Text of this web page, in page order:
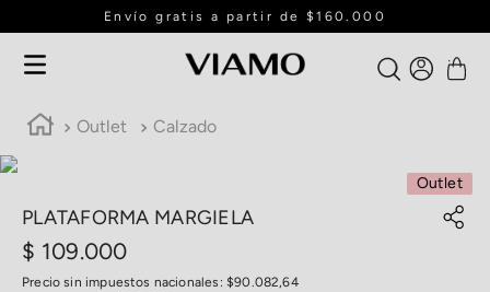
Envío gratis a partir de $160.000
Outlet Calzado
Outlet
PLATAFORMA MARGIELA
$ 109.000
Precio sin impuestos nacionales: $90.082,64